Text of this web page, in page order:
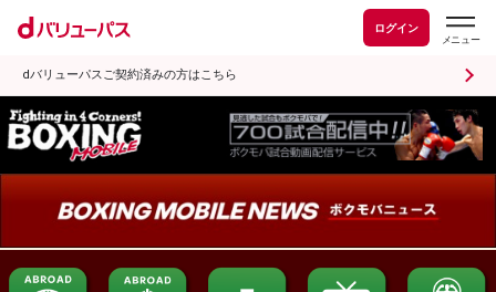
ログイン
dバリューパスご契約済みの方はこちら